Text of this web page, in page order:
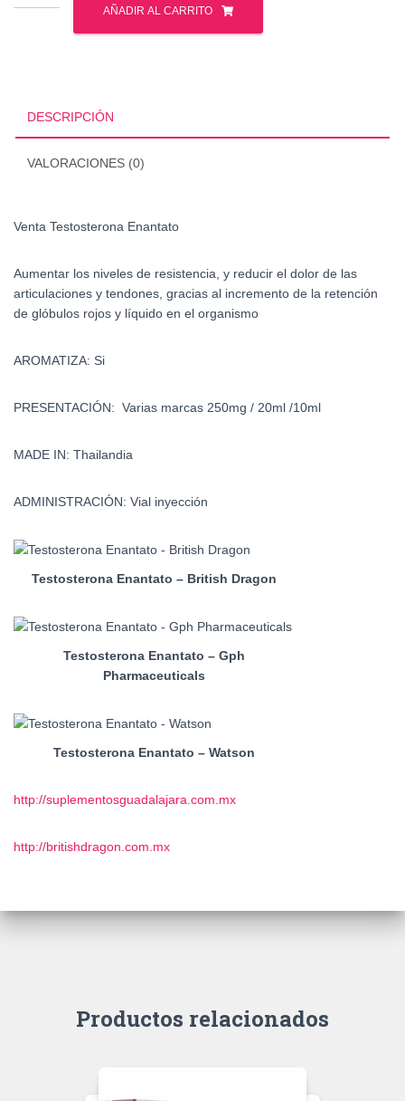
Testosterona
AÑADIR AL CARRITO
DESCRIPCIÓN
VALORACIONES (0)
Venta Testosterona Enantato
Aumentar los niveles de resistencia, y reducir el dolor de las
articulaciones y tendones, gracias al incremento de la retención
de glóbulos rojos y líquido en el organismo
AROMATIZA: Si
PRESENTACIÓN: Varias marcas 250mg / 20ml /10ml
MADE IN: Thailandia
ADMINISTRACIÓN: Vial inyección
Testosterona Enantato – British Dragon
Testosterona Enantato – Gph
Pharmaceuticals
Testosterona Enantato – Watson
http://suplementosguadalajara.com.mx
http://britishdragon.com.mx
Productos relacionados